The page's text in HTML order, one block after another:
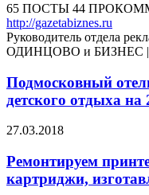
65 ПОСТЫ 44
http://gazetabiznes.ru
Руководитель отдела
ОДИНЦОВО и БИЗНЕС
Подмосковный
детского отдыха на
27.03.2018
Ремонтируем
картриджи,